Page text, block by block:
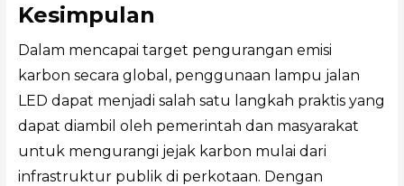
Kesimpulan
Dalam mencapai target pengurangan emisi
karbon secara global, penggunaan lampu jalan
LED dapat menjadi salah satu langkah praktis yang
dapat diambil oleh pemerintah dan masyarakat
untuk mengurangi jejak karbon mulai dari
infrastruktur publik di perkotaan. Dengan